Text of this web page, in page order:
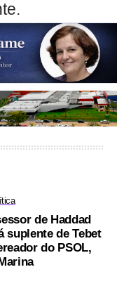
de Haddad
suplente de Tebet
do PSOL,